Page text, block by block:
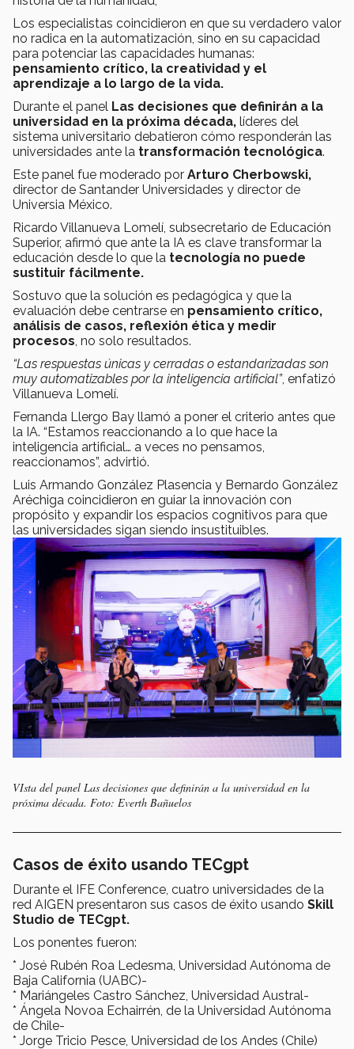
Los especialistas coincidieron en que su verdadero valor
no radica en la automatización, sino en su capacidad
para potenciar las capacidades humanas:
pensamiento crítico, la creatividad y el
aprendizaje a lo largo de la vida.
Durante el panel Las decisiones que definirán a la
universidad en la próxima década, líderes del
sistema universitario debatieron cómo responderán las
universidades ante la transformación tecnológica.
Este panel fue moderado por Arturo Cherbowski,
director de Santander Universidades y director de
Universia México.
Ricardo Villanueva Lomelí, subsecretario de Educación
Superior, afirmó que ante la IA es clave transformar la
educación desde lo que la tecnología no puede
sustituir fácilmente.
Sostuvo que la solución es pedagógica y que la
evaluación debe centrarse en pensamiento crítico,
análisis de casos, reflexión ética y medir
procesos, no solo resultados.
“Las respuestas únicas y cerradas o estandarizadas son
muy automatizables por la inteligencia artificial”, enfatizó
Villanueva Lomelí.
Fernanda Llergo Bay llamó a poner el criterio antes que
la IA. “Estamos reaccionando a lo que hace la
inteligencia artificial… a veces no pensamos,
reaccionamos”, advirtió.
Luis Armando González Plasencia y Bernardo González
Aréchiga coincidieron en guiar la innovación con
propósito y expandir los espacios cognitivos para que
las universidades sigan siendo insustituibles.
VIsta del panel Las decisiones que definirán a la universidad en la
próxima década. Foto: Everth Bañuelos
Casos de éxito usando TECgpt
Durante el IFE Conference, cuatro universidades de la
red AIGEN presentaron sus casos de éxito usando Skill
Studio de TECgpt.
Los ponentes fueron:
* José Rubén Roa Ledesma, Universidad Autónoma de
Baja California (UABC)-
* Mariángeles Castro Sánchez, Universidad Austral-
* Ángela Novoa Echairrén, de la Universidad Autónoma
de Chile-
* Jorge Tricio Pesce, Universidad de los Andes (Chile)